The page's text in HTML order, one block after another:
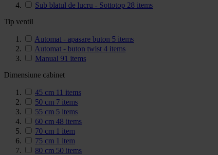
Sub blatul de lucru - Sottotop 28 items
Tip ventil
Automat - apasare buton 5 items
Automat - buton twist 4 items
Manual 91 items
Dimensiune cabinet
45 cm 11 items
50 cm 7 items
55 cm 5 items
60 cm 48 items
70 cm 1 item
75 cm 1 item
80 cm 50 items